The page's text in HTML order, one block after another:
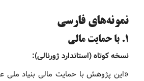
نمونه‌های فارسی
۱. با حمایت مالی
نسخه کوتاه (استاندارد ژورنالی):
«این پژوهش با حمایت مالی بنیاد ملی